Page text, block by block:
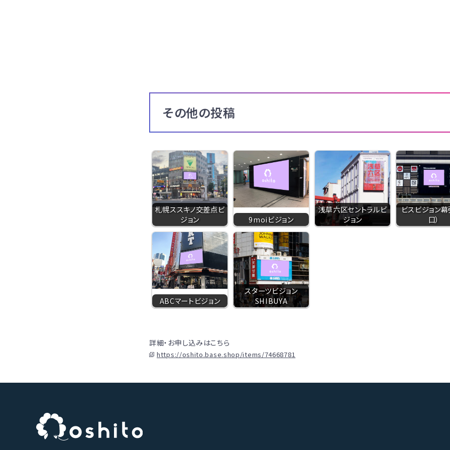
その他の投稿
札幌ススキノ交差点ビ
ジョン
9moiビジョン
浅草六区セントラルビ
ジョン
ビスビジョン幕
口）
ABCマートビジョン
スターツビジョン
SHIBUYA
詳細・お申し込みはこちら
https://oshito.base.shop/items/74668781